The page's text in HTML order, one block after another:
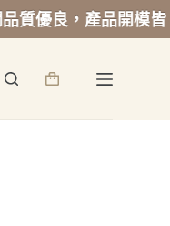
優良，產品開模皆